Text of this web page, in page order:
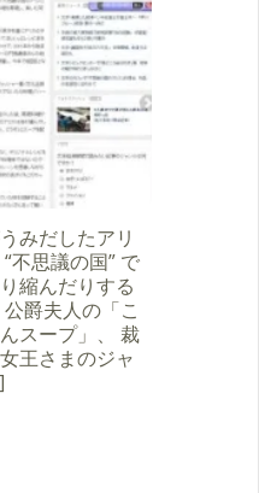
みだしたアリ
不思議の国” で
縮んだりする
公爵夫人の「こ
スープ」、 裁
王さまのジャ